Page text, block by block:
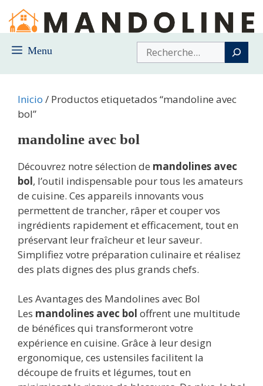
Saltar
contenido
Menu Buscar
Inicio / Productos etiquetados “mandoline avec
bol”
mandoline avec bol
Découvrez notre sélection de mandolines avec
bol, l’outil indispensable pour tous les amateurs
de cuisine. Ces appareils innovants vous
permettent de trancher, râper et couper vos
ingrédients rapidement et efficacement, tout en
préservant leur fraîcheur et leur saveur.
Simplifiez votre préparation culinaire et réalisez
des plats dignes des plus grands chefs.
Les Avantages des Mandolines avec Bol
Les mandolines avec bol offrent une multitude
de bénéfices qui transformeront votre
expérience en cuisine. Grâce à leur design
ergonomique, ces ustensiles facilitent la
découpe de fruits et légumes, tout en